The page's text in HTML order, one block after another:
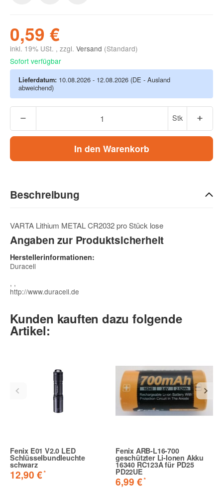
0,59 €
inkl. 19% USt. , zzgl. Versand (Standard)
Sofort verfügbar
Lieferdatum: 10.08.2026 - 12.08.2026 (DE - Ausland
abweichend)
Stk
In den Warenkorb
Beschreibung
VARTA Lithium METAL CR2032 pro Stück lose
Angaben zur Produktsicherheit
Herstellerinformationen:
Duracell
, ,
http://www.duracell.de
Kunden kauften dazu folgende
Artikel:
Fenix E01 V2.0 LED
Schlüsselbundleuchte
schwarz
12,90 €*
Fenix ARB-L16-700
geschützter Li-Ionen Akku
16340 RC123A für PD25
PD22UE
6,99 €*